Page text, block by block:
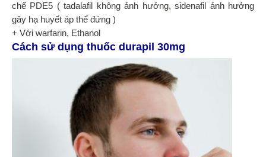
chế PDE5 ( tadalafil không ảnh hưởng, sidenafil ảnh hưởng
gây hạ huyết áp thể đứng )
+ Với warfarin, Ethanol
Cách sử dụng thuốc durapil 30mg